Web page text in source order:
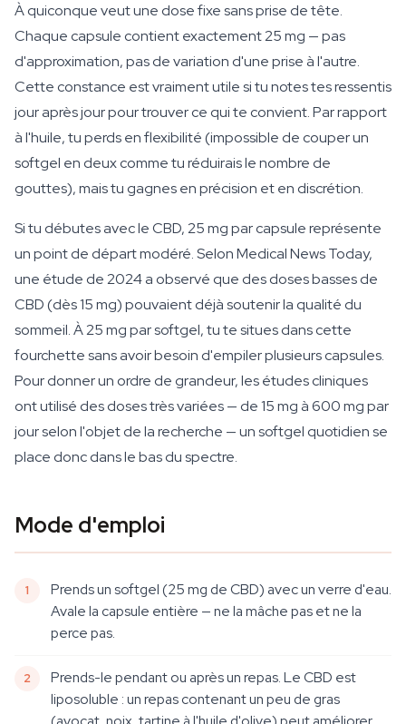
À quiconque veut une dose fixe sans prise de tête.
Chaque capsule contient exactement 25 mg — pas
d'approximation, pas de variation d'une prise à l'autre.
Cette constance est vraiment utile si tu notes tes ressentis
jour après jour pour trouver ce qui te convient. Par rapport
à l'huile, tu perds en flexibilité (impossible de couper un
softgel en deux comme tu réduirais le nombre de
gouttes), mais tu gagnes en précision et en discrétion.
Si tu débutes avec le CBD, 25 mg par capsule représente
un point de départ modéré. Selon Medical News Today,
une étude de 2024 a observé que des doses basses de
CBD (dès 15 mg) pouvaient déjà soutenir la qualité du
sommeil. À 25 mg par softgel, tu te situes dans cette
fourchette sans avoir besoin d'empiler plusieurs capsules.
Pour donner un ordre de grandeur, les études cliniques
ont utilisé des doses très variées — de 15 mg à 600 mg par
jour selon l'objet de la recherche — un softgel quotidien se
place donc dans le bas du spectre.
Mode d'emploi
Prends un softgel (25 mg de CBD) avec un verre d'eau.
Avale la capsule entière — ne la mâche pas et ne la
perce pas.
Prends-le pendant ou après un repas. Le CBD est
liposoluble : un repas contenant un peu de gras